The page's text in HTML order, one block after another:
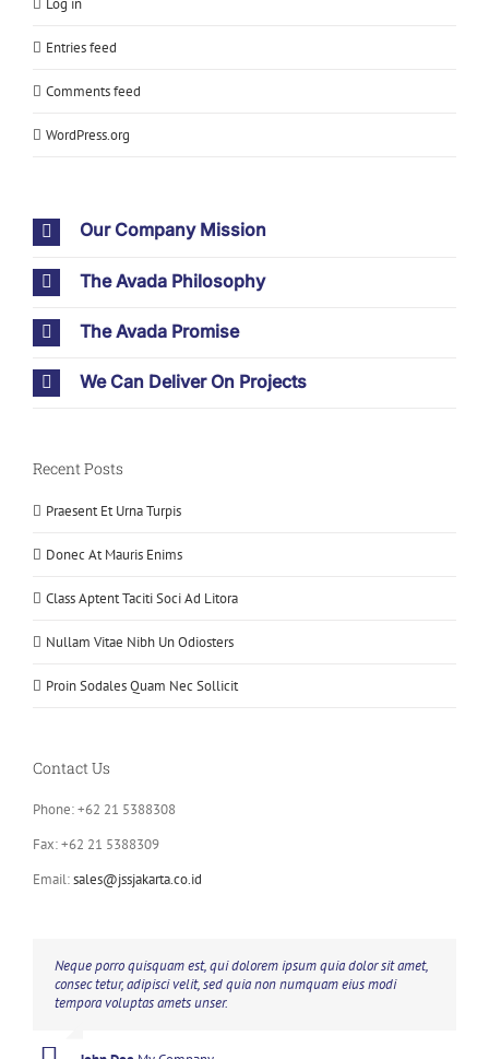
Log in
Entries feed
Comments feed
WordPress.org
Our Company Mission
The Avada Philosophy
The Avada Promise
We Can Deliver On Projects
Recent Posts
Praesent Et Urna Turpis
Donec At Mauris Enims
Class Aptent Taciti Soci Ad Litora
Nullam Vitae Nibh Un Odiosters
Proin Sodales Quam Nec Sollicit
Contact Us
Phone: +62 21 5388308
Fax: +62 21 5388309
Email:sales@jssjakarta.co.id
Neque porro quisquam est, qui dolorem ipsum quia dolor sit amet,
consec tetur, adipisci velit, sed quia non numquam eius modi
tempora voluptas amets unser.
Aliquam erat volutpat. Quisque at est id ligula facilisis laoreet eget
pulvinar nibh. Suspendisse at ultrices dui. Curabitur ac felis arcu
sadips ipsums fugiats nemis.